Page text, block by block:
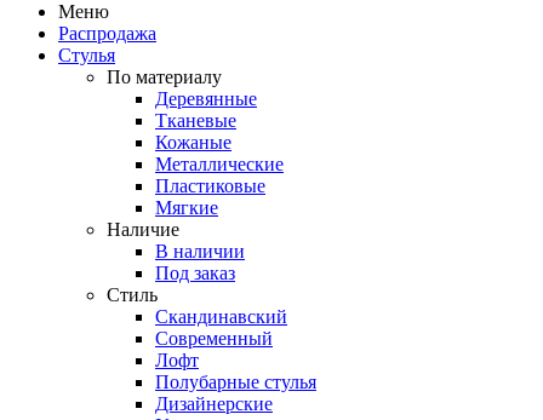
Меню
Распродажа
Стулья
По материалу
Деревянные
Тканевые
Кожаные
Металлические
Пластиковые
Мягкие
Наличие
В наличии
Под заказ
Стиль
Скандинавский
Современный
Лофт
Полубарные стулья
Дизайнерские